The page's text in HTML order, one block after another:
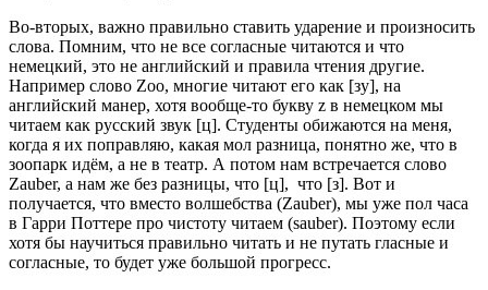
Во-вторых, важно правильно ставить ударение и произносить
слова. Помним, что не все согласные читаются и что
немецкий, это не английский и правила чтения другие.
Например слово Zoo, многие читают его как [зу], на
английский манер, хотя вообще-то букву z в немецком мы
читаем как русский звук [ц]. Студенты обижаются на меня,
когда я их поправляю, какая мол разница, понятно же, что в
зоопарк идём, а не в театр. А потом нам встречается слово
Zauber, а нам же без разницы, что [ц], что [з]. Вот и
получается, что вместо волшебства (Zauber), мы уже пол часа
в Гарри Поттере про чистоту читаем (sauber). Поэтому если
хотя бы научиться правильно читать и не путать гласные и
согласные, то будет уже большой прогресс.